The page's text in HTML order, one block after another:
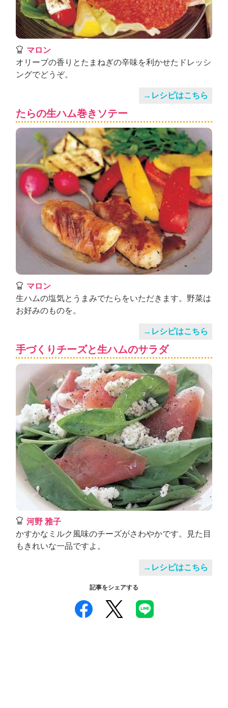
マロン
オリーブの香りとたまねぎの辛味を利かせたドレッシ
ングでどうぞ。
→レシピはこちら
たらの生ハム巻きソテー
マロン
生ハムの塩気とうまみでたらをいただきます。野菜は
お好みのものを。
→レシピはこちら
手づくりチーズと生ハムのサラダ
河野 雅子
かすかなミルク風味のチーズがさわやかです。見た目
もきれいな一品ですよ。
→レシピはこちら
記事をシェアする